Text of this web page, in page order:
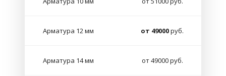
Арматура 12 мм от 49000руб.
Арматура 14 мм от 49000 руб.